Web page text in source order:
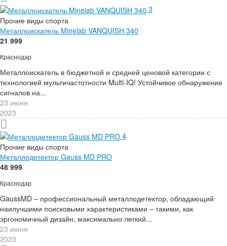
3
Прочие виды спорта
Металлоискатель Minelab VANQUISH 340
21 999
Краснодар
Металлоискатель в бюджетной и средней ценовой категории с
технологией мультичастотности Multi-IQ! Устойчивое обнаружение
сигналов на...
23 июня
2023
4
Прочие виды спорта
Металлодетектор Gauss MD PRO
48 999
Краснодар
GaussMD – профессиональный металлодетектор, обладающий
наилучшими поисковыми характеристиками – такими, как
эргономичный дизайн, максимально легкий...
23 июня
2023